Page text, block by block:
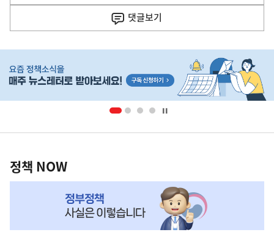
댓글보기
단
배
영
책
NOW,
정책 NOW